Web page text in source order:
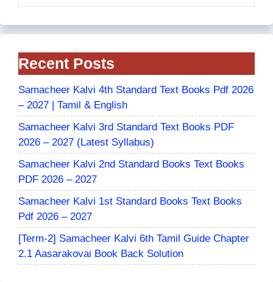
Recent Posts
Samacheer Kalvi 4th Standard Text Books Pdf 2026
– 2027 | Tamil & English
Samacheer Kalvi 3rd Standard Text Books PDF
2026 – 2027 (Latest Syllabus)
Samacheer Kalvi 2nd Standard Books Text Books
PDF 2026 – 2027
Samacheer Kalvi 1st Standard Books Text Books
Pdf 2026 – 2027
[Term-2] Samacheer Kalvi 6th Tamil Guide Chapter
2.1 Aasarakovai Book Back Solution